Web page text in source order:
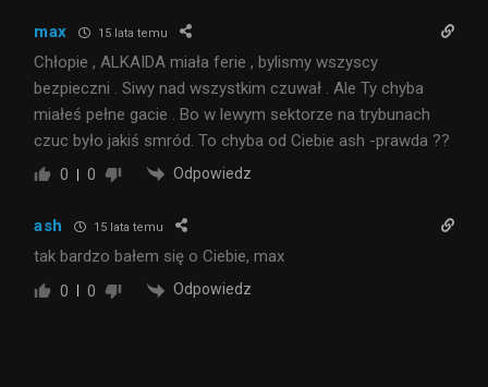
max 15 lata temu
Chłopie , ALKAIDA miała ferie , bylismy wszyscy
bezpieczni . Siwy nad wszystkim czuwał . Ale Ty chyba
miałeś pełne gacie . Bo w lewym sektorze na trybunach
czuc było jakiś smród. To chyba od Ciebie ash -prawda ??
0 0 Odpowiedz
ash 15 lata temu
tak bardzo bałem się o Ciebie, max
0 0 Odpowiedz